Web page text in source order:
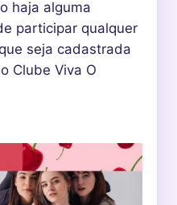
haja alguma
participar qualquer
seja cadastrada
Clube Viva O